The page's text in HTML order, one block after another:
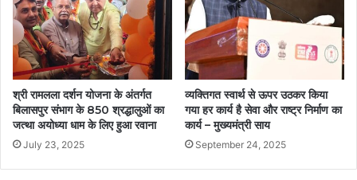
श्री रामलला दर्शन योजना के अंतर्गत
बिलासपुर संभाग के 850 श्रद्धालुओं का
जत्था अयोध्या धाम के लिए हुआ रवाना
July 23, 2025
व्यक्तिगत स्वार्थ से ऊपर उठकर किया
गया हर कार्य है सेवा और राष्ट्र निर्माण का
कार्य – मुख्यमंत्री साय
September 24, 2025